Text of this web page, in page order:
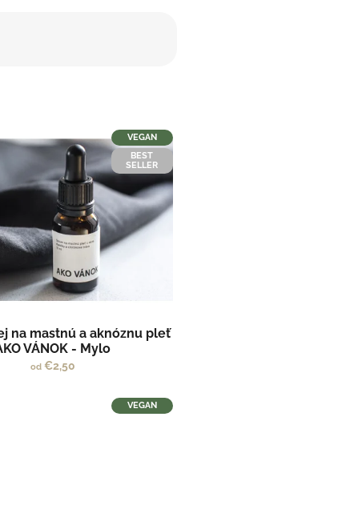
VEGAN
BEST
SELLER
na mastnú a aknóznu pleť
VÁNOK - Mylo
od€2,50
VEGAN